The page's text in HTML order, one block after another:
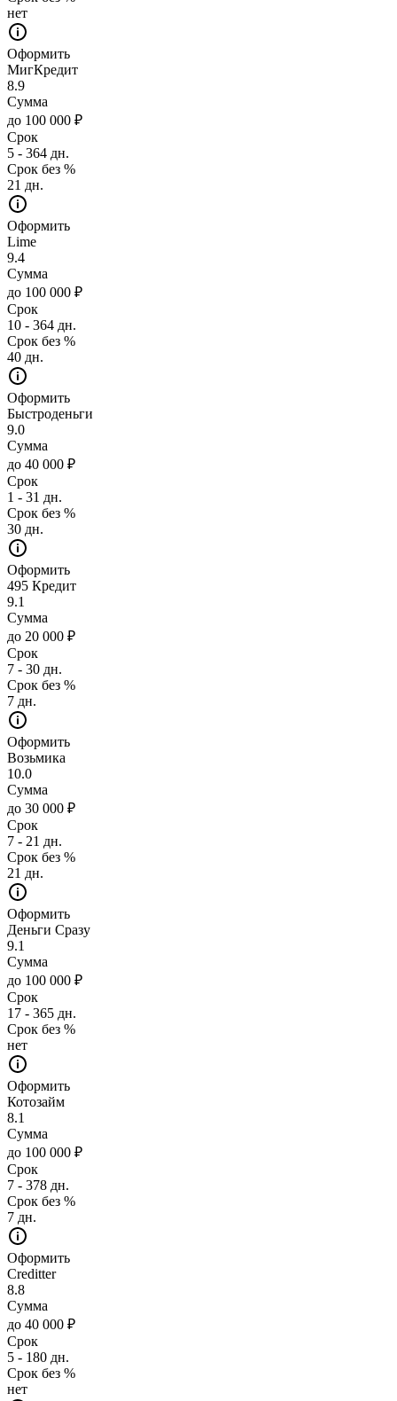
нет
Оформить
МигКредит
8.9
Сумма
до 100 000 ₽
Срок
5 - 364 дн.
Срок без %
21 дн.
Оформить
Lime
9.4
Сумма
до 100 000 ₽
Срок
10 - 364 дн.
Срок без %
40 дн.
Оформить
Быстроденьги
9.0
Сумма
до 40 000 ₽
Срок
1 - 31 дн.
Срок без %
30 дн.
Оформить
495 Кредит
9.1
Сумма
до 20 000 ₽
Срок
7 - 30 дн.
Срок без %
7 дн.
Оформить
Возьмика
10.0
Сумма
до 30 000 ₽
Срок
7 - 21 дн.
Срок без %
21 дн.
Оформить
Деньги Сразу
9.1
Сумма
до 100 000 ₽
Срок
17 - 365 дн.
Срок без %
нет
Оформить
Котозайм
8.1
Сумма
до 100 000 ₽
Срок
7 - 378 дн.
Срок без %
7 дн.
Оформить
Creditter
8.8
Сумма
до 40 000 ₽
Срок
5 - 180 дн.
Срок без %
нет